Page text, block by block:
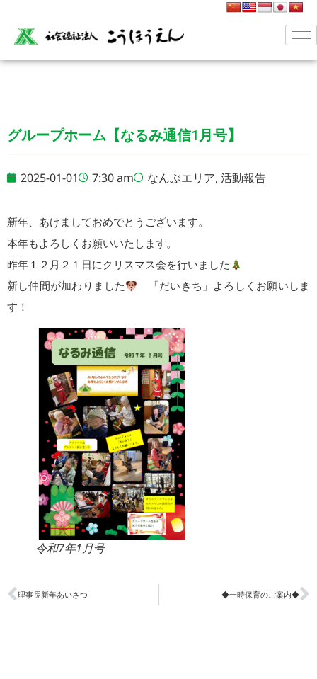
グループホーム【なるみ通信1月号】
2025-01-01 7:30 am なんぶエリア, 活動報告
新年、あけましておめでとうございます。
本年もよろしくお願いいたします。
昨年１２月２１日にクリスマス会を行いました
新し仲間が加わりました
「だいきち」よろしくお願いしま
す！
令和7年1月号
理事長新年あいさつ ◆一時保育のご案内◆